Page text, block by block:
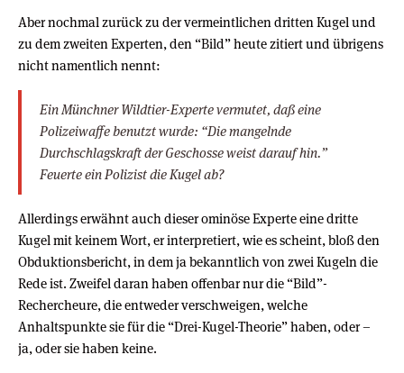
Aber nochmal zurück zu der vermeintlichen dritten Kugel und
zu dem zweiten Experten, den “Bild” heute zitiert und übrigens
nicht namentlich nennt:
Ein Münchner Wildtier-Experte vermutet, daß eine
Polizeiwaffe benutzt wurde: “Die mangelnde
Durchschlagskraft der Geschosse weist darauf hin.”
Feuerte ein Polizist die Kugel ab?
Allerdings erwähnt auch dieser ominöse Experte eine dritte
Kugel mit keinem Wort, er interpretiert, wie es scheint, bloß den
Obduktionsbericht, in dem ja bekanntlich von zwei Kugeln die
Rede ist. Zweifel daran haben offenbar nur die “Bild”-
Rechercheure, die entweder verschweigen, welche
Anhaltspunkte sie für die “Drei-Kugel-Theorie” haben, oder –
ja, oder sie haben keine.